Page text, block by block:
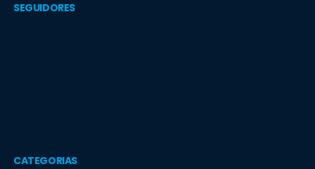
SEGUIDORES
CATEGORIAS